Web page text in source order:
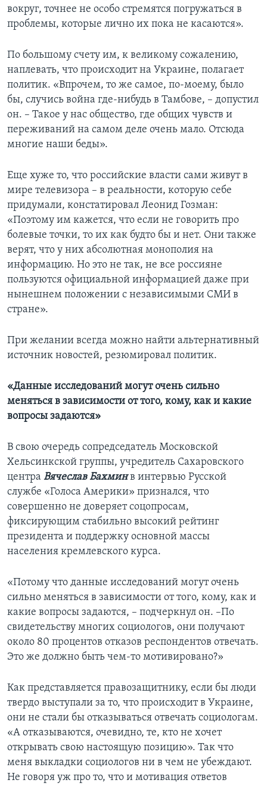
вокруг, точнее не особо стремятся погружаться в
проблемы, которые лично их пока не касаются».
По большому счету им, к великому сожалению,
наплевать, что происходит на Украине, полагает
политик. «Впрочем, то же самое, по-моему, было
бы, случись война где-нибудь в Тамбове, – допустил
он. – Такое у нас общество, где общих чувств и
переживаний на самом деле очень мало. Отсюда
многие наши беды».
Еще хуже то, что российские власти сами живут в
мире телевизора – в реальности, которую себе
придумали, констатировал Леонид Гозман:
«Поэтому им кажется, что если не говорить про
болевые точки, то их как будто бы и нет. Они также
верят, что у них абсолютная монополия на
информацию. Но это не так, не все россияне
пользуются официальной информацией даже при
нынешнем положении с независимыми СМИ в
стране».
При желании всегда можно найти альтернативный
источник новостей, резюмировал политик.
«Данные исследований могут очень сильно
меняться в зависимости от того, кому, как и какие
вопросы задаются»
В свою очередь сопредседатель Московской
Хельсинкской группы, учредитель Сахаровского
центра Вячеслав Бахминв интервью Русской
службе «Голоса Америки» признался, что
совершенно не доверяет соцопросам,
фиксирующим стабильно высокий рейтинг
президента и поддержку основной массы
населения кремлевского курса.
«Потому что данные исследований могут очень
сильно меняться в зависимости от того, кому, как и
какие вопросы задаются, – подчеркнул он. –По
свидетельству многих социологов, они получают
около 80 процентов отказов респондентов отвечать.
Это же должно быть чем-то мотивировано?»
Как представляется правозащитнику, если бы люди
твердо выступали за то, что происходит в Украине,
они не стали бы отказываться отвечать социологам.
«А отказываются, очевидно, те, кто не хочет
открывать свою настоящую позицию». Так что
меня выкладки социологов ни в чем не убеждают.
Не говоря уж про то, что и мотивация ответов